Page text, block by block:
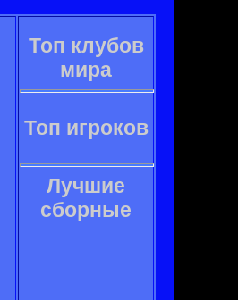
Топ клубов
мира
Топ игроков
Лучшие
сборные